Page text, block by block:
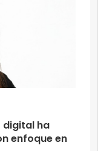
digital ha
enfoque en